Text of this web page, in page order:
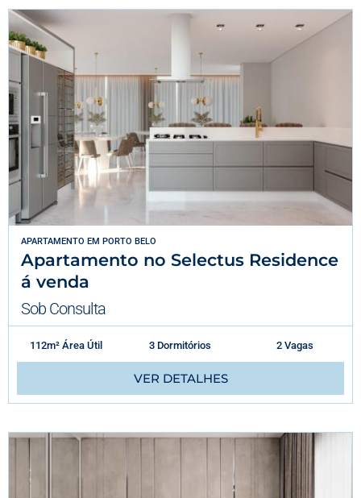
APARTAMENTO EM PORTO BELO
Apartamento no Selectus Residence
á venda
Sob Consulta
112m² Área Útil 3 Dormitórios 2 Vagas
VER DETALHES